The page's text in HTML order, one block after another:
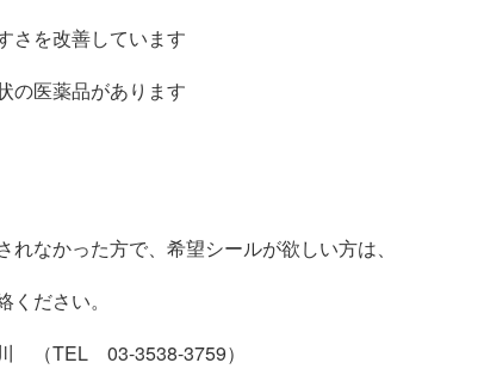
さを改善しています
の医薬品があります
れなかった方で、希望シールが欲しい方は、
ださい。
（TEL 03-3538-3759）